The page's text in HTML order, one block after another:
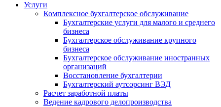
Услуги
Комплексное бухгалтерское обслуживание
Бухгалтерские услуги для малого и среднего
бизнеса
Бухгалтерское обслуживание крупного
бизнеса
Бухгалтерское обслуживание иностранных
организаций
Восстановление бухгалтерии
Бухгалтерский аутсорсинг ВЭД
Расчет заработной платы
Ведение кадрового делопроизводства